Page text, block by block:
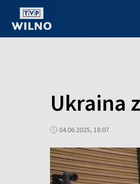
Ukraina
04.06.2025, 18:07